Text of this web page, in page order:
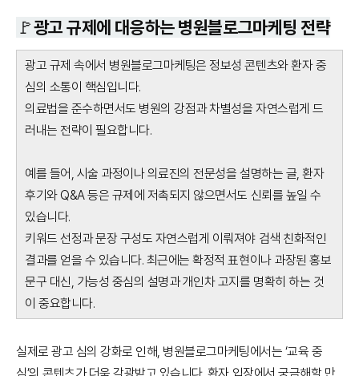
🚩광고 규제에 대응하는 병원블로그마케팅 전략
광고 규제 속에서 병원블로그마케팅은 정보성 콘텐츠와 환자 중
심의 소통이 핵심입니다.
의료법을 준수하면서도 병원의 강점과 차별성을 자연스럽게 드
러내는 전략이 필요합니다.
예를 들어, 시술 과정이나 의료진의 전문성을 설명하는 글, 환자
후기와 Q&A 등은 규제에 저촉되지 않으면서도 신뢰를 높일 수
있습니다.
키워드 선정과 문장 구성도 자연스럽게 이뤄져야 검색 친화적인
결과를 얻을 수 있습니다. 최근에는 확정적 표현이나 과장된 홍보
문구 대신, 가능성 중심의 설명과 개인차 고지를 명확히 하는 것
이 중요합니다.
실제로 광고 심의 강화로 인해, 병원블로그마케팅에서는 ‘교육 중